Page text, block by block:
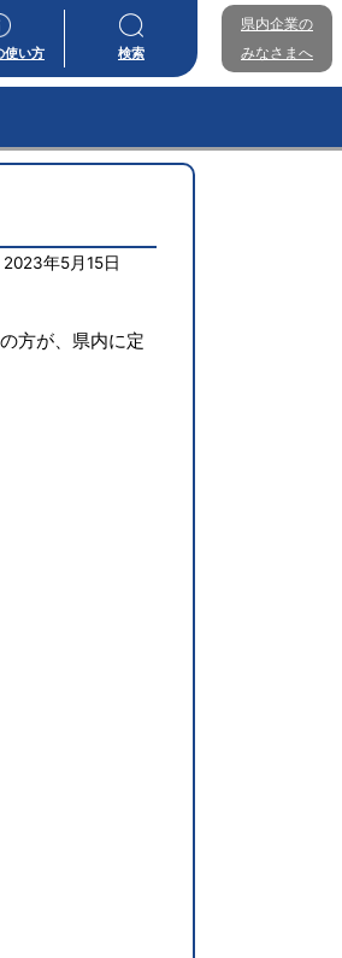
使い方 検索
県内企業の
みなさまへ
2023年5月15日
方が、県内に定